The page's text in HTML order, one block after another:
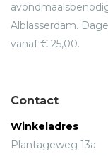
Alblasserdam.
vanaf € 25,00.
Contact
Winkeladres
Plantageweg 13a